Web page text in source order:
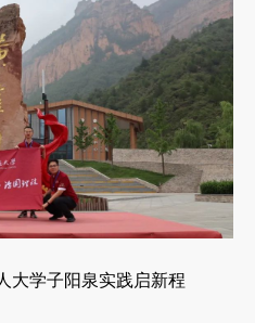
大学子阳泉实践启新程